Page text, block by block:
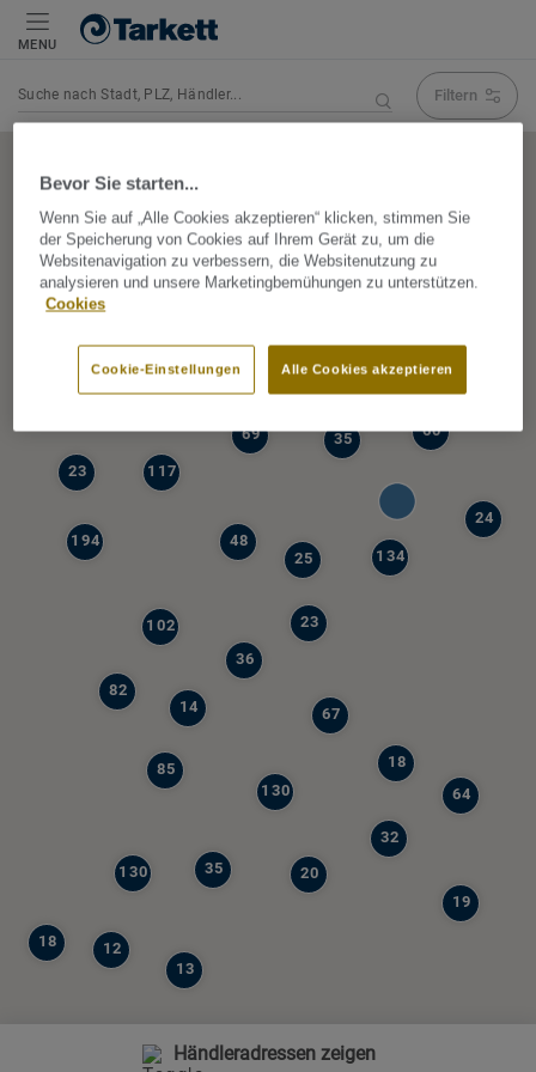
MENU
Filtern
85
194
77
117
130
39
64
67
82
36
130
69
134
23
35
35
102
19
23
48
14
60
12
18
32
13
20
24
25
18
Händleradressen zeigen
Bevor Sie starten...
Wenn Sie auf „Alle Cookies akzeptieren“ klicken, stimmen Sie
der Speicherung von Cookies auf Ihrem Gerät zu, um die
Websitenavigation zu verbessern, die Websitenutzung zu
analysieren und unsere Marketingbemühungen zu unterstützen.
Cookies
Alle Cookies akzeptieren
Cookie-Einstellungen